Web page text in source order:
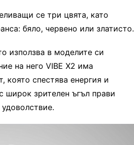
се три цвята, като
бяло, червено или златисто.
използва в моделите си
на него VIBE X2 има
която спестява енергия и
широк зрителен ъгъл прави